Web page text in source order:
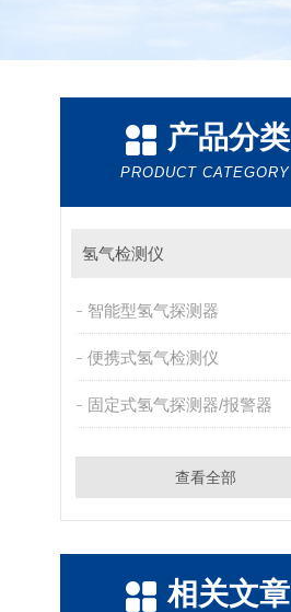
产品分类
PRODUCT CATEGORY
氢气检测仪
智能型氢气探测器
便携式氢气检测仪
固定式氢气探测器/报警器
查看全部
相关文章